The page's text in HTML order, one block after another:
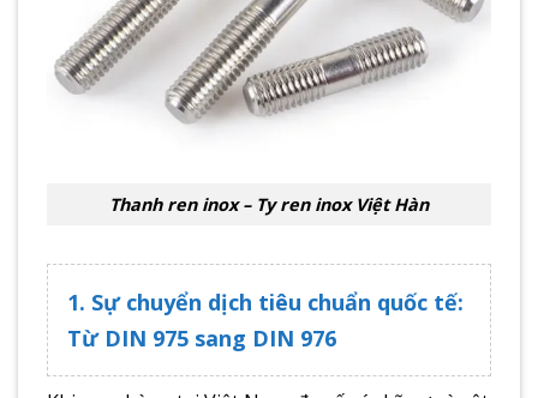
Thanh ren inox – Ty ren inox Việt Hàn
1. Sự chuyển dịch tiêu chuẩn quốc tế:
Từ DIN 975 sang DIN 976